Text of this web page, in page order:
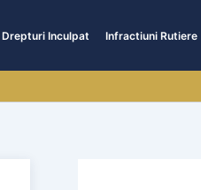
Drepturi Inculpat Infractiuni Rutiere